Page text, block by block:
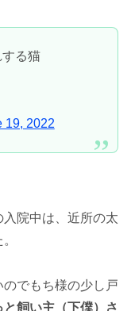
る猫
19, 2022
院中は、近所の太
でもち様の少し戸
と飼い主（下僕）さ